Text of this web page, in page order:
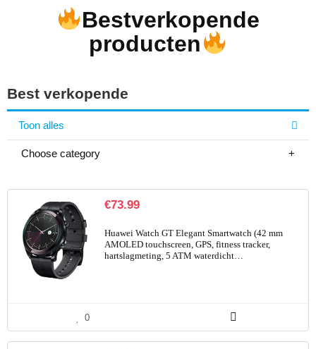
Bestverkopende
producten
Best verkopende
Toon alles
Choose category
€73.99
Huawei Watch GT Elegant Smartwatch (42 mm
AMOLED touchscreen, GPS, fitness tracker,
hartslagmeting, 5 ATM waterdicht…
0